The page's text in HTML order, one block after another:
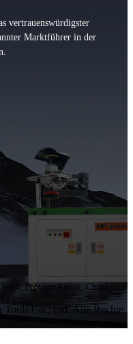
vertrauenswürdigster
Marktführer in der
Provinz Anhui, China
Tools Co., Ltd. Alle Rechte